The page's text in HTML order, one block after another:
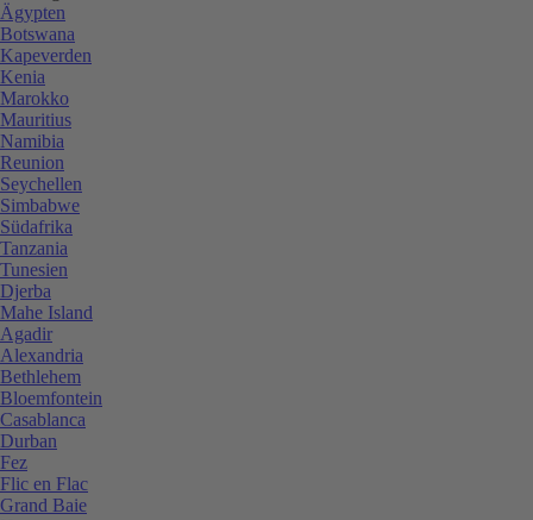
Ägypten
Botswana
Kapeverden
Kenia
Marokko
Mauritius
Namibia
Reunion
Seychellen
Simbabwe
Südafrika
Tanzania
Tunesien
Djerba
Mahe Island
Agadir
Alexandria
Bethlehem
Bloemfontein
Casablanca
Durban
Fez
Flic en Flac
Grand Baie